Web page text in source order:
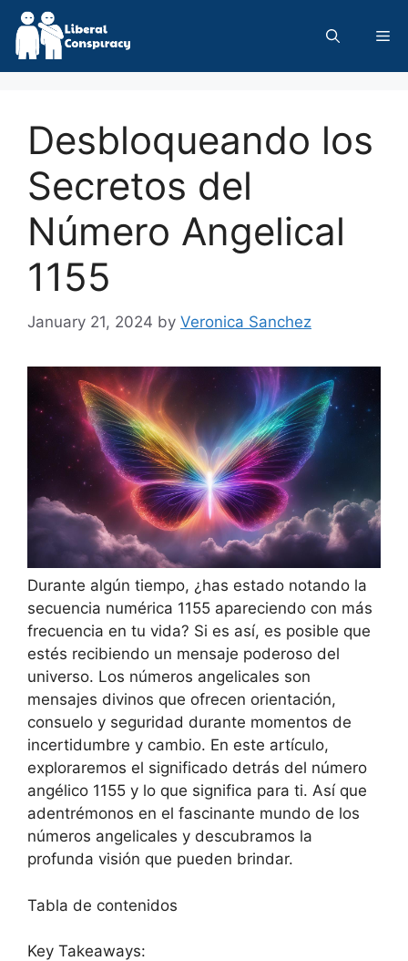
Skip
content
Desbloqueando los
Secretos del
Número Angelical
1155
January 21, 2024 by Veronica Sanchez
Durante algún tiempo, ¿has estado notando la
secuencia numérica 1155 apareciendo con más
frecuencia en tu vida? Si es así, es posible que
estés recibiendo un mensaje poderoso del
universo. Los números angelicales son
mensajes divinos que ofrecen orientación,
consuelo y seguridad durante momentos de
incertidumbre y cambio. En este artículo,
exploraremos el significado detrás del número
angélico 1155 y lo que significa para ti. Así que
adentrémonos en el fascinante mundo de los
números angelicales y descubramos la
profunda visión que pueden brindar.
Tabla de contenidos
Key Takeaways: